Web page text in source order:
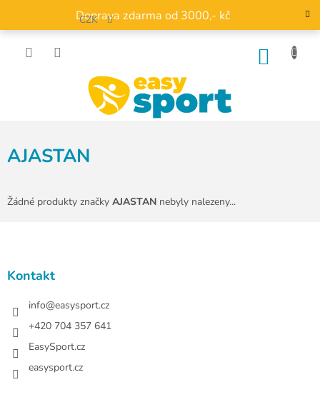
obsah
Doprava zdarma od 3000,- kč
CZK
AJASTAN
Žádné produkty značky AJASTAN nebyly nalezeny...
Kontakt
info@easysport.cz
+420 704 357 641
EasySport.cz
easysport.cz